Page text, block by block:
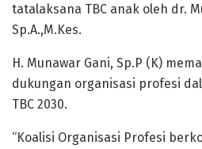
tatalaksana TBC anak oleh dr.
Sp.A.,M.Kes.
H. Munawar Gani, Sp.P (K)
dukungan organisasi profesi
TBC 2030.
“Koalisi Organisasi Profesi